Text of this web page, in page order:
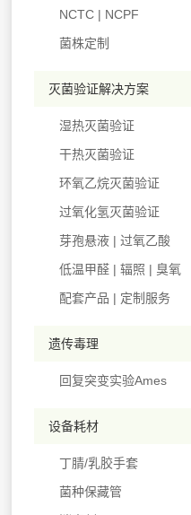
NCTC | NCPF
菌株定制
灭菌验证解决方案
湿热灭菌验证
干热灭菌验证
环氧乙烷灭菌验证
过氧化氢灭菌验证
芽孢悬液 | 过氧乙酸
低温甲醛 | 辐照 | 臭氧
配套产品 | 定制服务
遗传毒理
回复突变实验Ames
设备耗材
丁腈/乳胶手套
菌种保藏管